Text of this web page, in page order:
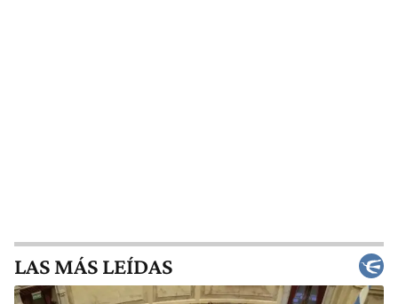
LAS MÁS LEÍDAS